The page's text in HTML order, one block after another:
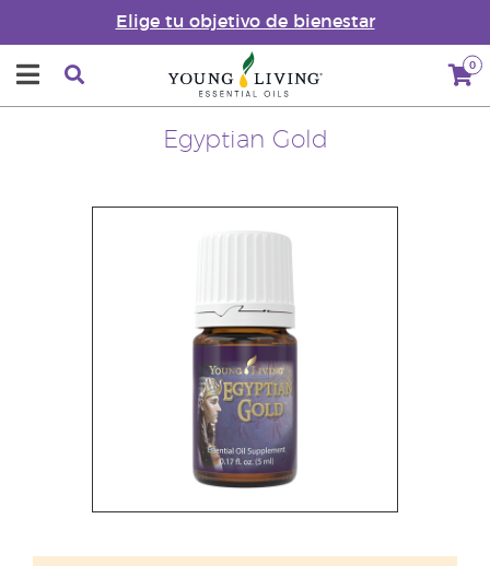
Elige tu objetivo de bienestar
0
Egyptian Gold